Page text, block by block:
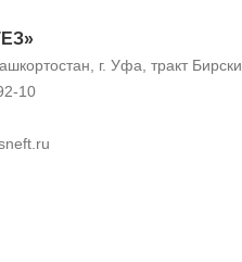
г. Уфа, тракт
10